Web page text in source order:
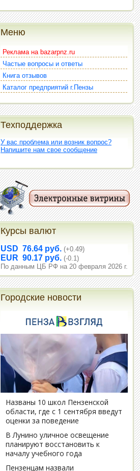
Меню
Реклама на bazarpnz.ru
Частые вопросы и ответы
Книга отзывов
Каталог предприятий г.Пензы
Техподдержка
У вас проблема или возник вопрос?
Напишите нам свое сообщение
Курсы валют
USD 76.64 руб. (+0.49)
EUR 90.17 руб. (-0.1)
По данным ЦБ РФ на 20 февраля 2026 г.
Городские новости